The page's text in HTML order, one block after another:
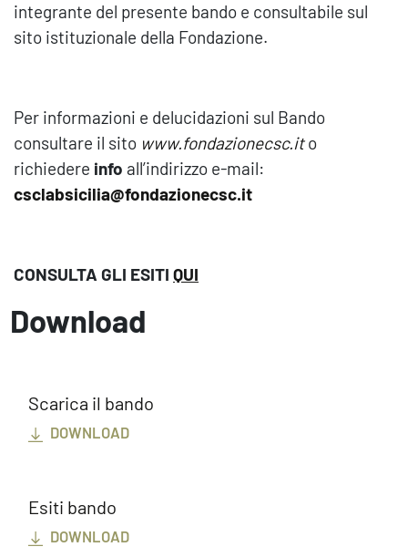
integrante del presente bando e consultabile sul
sito istituzionale della Fondazione.
Per informazioni e delucidazioni sul Bando
consultare il sito www.fondazionecsc.ito
richiedere info all’indirizzo e-mail:
csclabsicilia@fondazionecsc.it
CONSULTA GLI ESITI QUI
Download
Scarica il bando
DOWNLOAD
Esiti bando
DOWNLOAD